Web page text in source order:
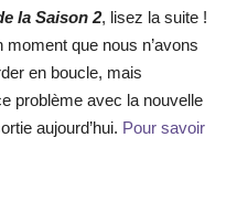
la Saison 2, lisez la suite !
moment que nous n’avons
en boucle, mais
problème avec la nouvelle
aujourd’hui. Pour savoir